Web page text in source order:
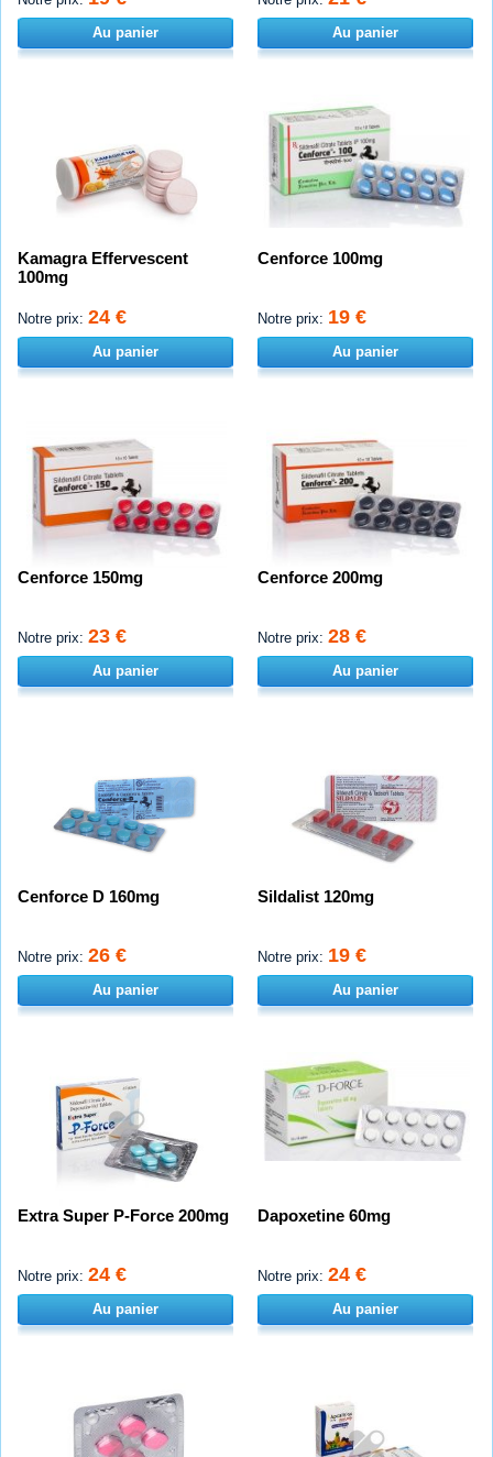
Au panier Au panier
Kamagra Effervescent
100mg
Notre prix: 24 €
Au panier
Cenforce 100mg
Notre prix: 19 €
Au panier
Cenforce 150mg
Notre prix: 23 €
Au panier
Cenforce 200mg
Notre prix: 28 €
Au panier
Cenforce D 160mg
Notre prix: 26 €
Au panier
Sildalist 120mg
Notre prix: 19 €
Au panier
Extra Super P-Force 200mg
Notre prix: 24 €
Au panier
Dapoxetine 60mg
Notre prix: 24 €
Au panier